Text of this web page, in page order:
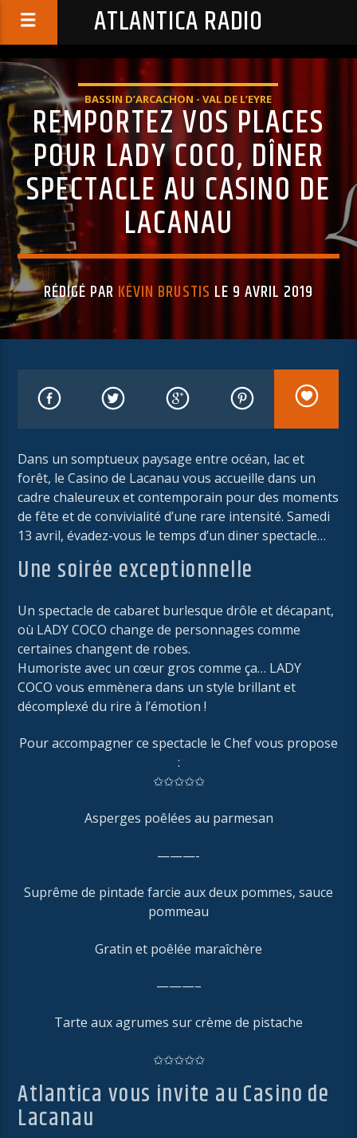
ATLANTICA RADIO
BASSIN D’ARCACHON - VAL DE L’EYRE
REMPORTEZ VOS PLACES
POUR LADY COCO, DÎNER
SPECTACLE AU CASINO DE
LACANAU
RÉDIGÉ PAR KÉVIN BRUSTIS LE 9 AVRIL 2019
Dans un somptueux paysage entre océan, lac et
forêt, le Casino de Lacanau vous accueille dans un
cadre chaleureux et contemporain pour des moments
de fête et de convivialité d’une rare intensité. Samedi
13 avril, évadez-vous le temps d’un diner spectacle…
Une soirée exceptionnelle
Un spectacle de cabaret burlesque drôle et décapant,
où LADY COCO change de personnages comme
certaines changent de robes.
Humoriste avec un cœur gros comme ça… LADY
COCO vous emmènera dans un style brillant et
décomplexé du rire à l’émotion !
Pour accompagner ce spectacle le Chef vous propose
:
✩✩✩✩✩
Asperges poêlées au parmesan
———-
Suprême de pintade farcie aux deux pommes, sauce
pommeau
Gratin et poêlée maraîchère
———–
Tarte aux agrumes sur crème de pistache
✩✩✩✩✩
Atlantica vous invite au Casino de
Lacanau